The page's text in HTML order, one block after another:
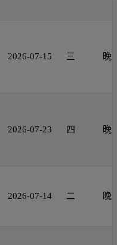
2026-07-15 三 晚
2026-07-23 四 晚
2026-07-14 二 晚